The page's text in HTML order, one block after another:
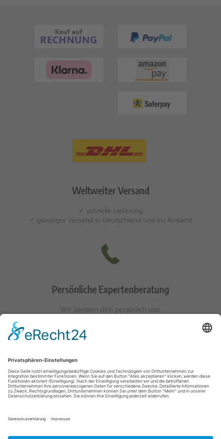
Weltweiter Versand
✓ schnelle Lieferung
✓ günstiger Versand in Deutschland und ins Ausland
Persönliche Expertenberatung
Wir beraten dich persönlich von
0621/405401-10